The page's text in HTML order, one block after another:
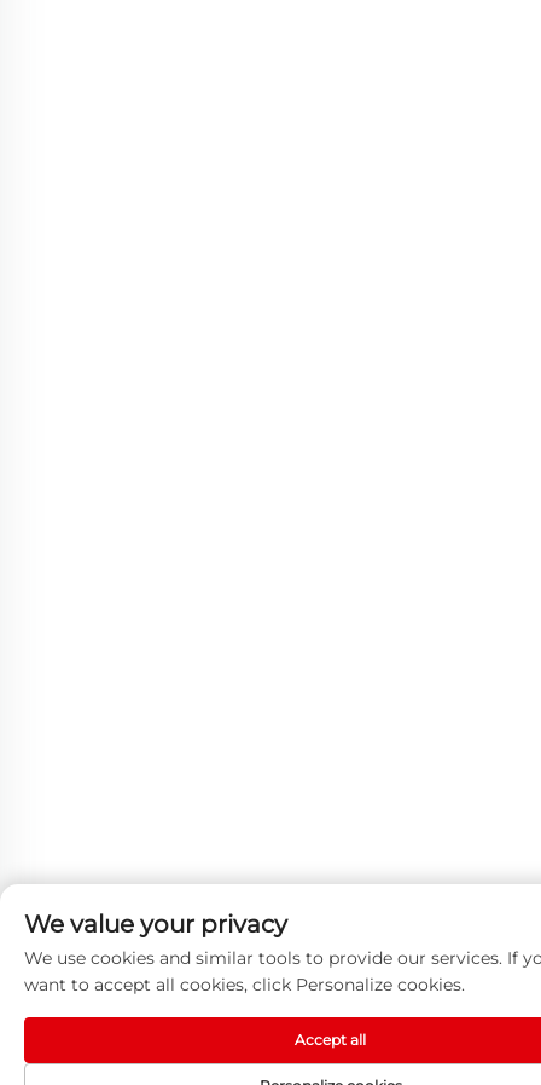
We value your privacy
We use cookies and similar tools to provide our services. If
want to accept all cookies, click Personalize cookies.
Accept all